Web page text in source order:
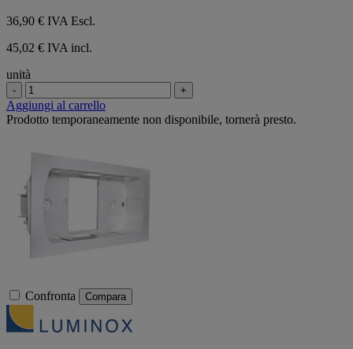
36,90 € IVA Escl.
45,02 € IVA incl.
unità
- +
Aggiungi al carrello
Prodotto temporaneamente non disponibile, tornerà presto.
Confronta Compara